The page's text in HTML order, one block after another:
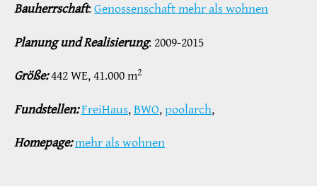
Bauherrschaft:Genossenschaft mehr als wohnen
Planung und Realisierung: 2009-2015
Größe:442 WE, 41.000 m2
Fundstellen:FreiHaus,BWO,poolarch,
Homepage:mehr als wohnen